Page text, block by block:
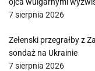
7 sierpnia 2026
Zełenski przegrałby z
sondaż na Ukrainie
7 sierpnia 2026